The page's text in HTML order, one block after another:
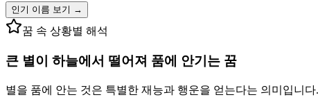
인기 이름 보기 →
꿈 속 상황별 해석
큰 별이 하늘에서 떨어져 품에 안기는 꿈
별을 품에 안는 것은 특별한 재능과 행운을 얻는다는 의미입니